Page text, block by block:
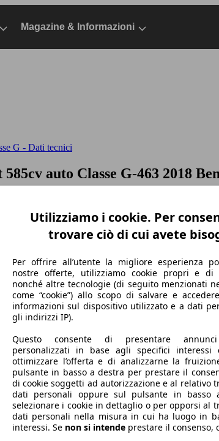
Magazine & Informazioni
G - Dati tecnici
585cv auto Classe G-463 2018
Utilizziamo i cookie. Per
trovare ciò di cui avete
Per offrire all’utente la migliore esperienza
nostre offerte, utilizziamo cookie propri e di
nonché altre tecnologie (di seguito menzionati
come “cookie”) allo scopo di salvare e
informazioni sul dispositivo utilizzato e a dati
gli indirizzi IP).
Questo consente di presentare
personalizzati in base agli specifici interessi
ottimizzare l’offerta e di analizzarne la
pulsante in basso a destra per prestare il
di cookie soggetti ad autorizzazione e al relativo
dati personali oppure sul pulsante in basso
selezionare i cookie in dettaglio o per opporsi al
dati personali nella misura in cui ha luogo in
interessi. Se non si intende prestare il consenso,